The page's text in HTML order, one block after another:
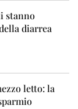
stanno
diarrea
letto: la